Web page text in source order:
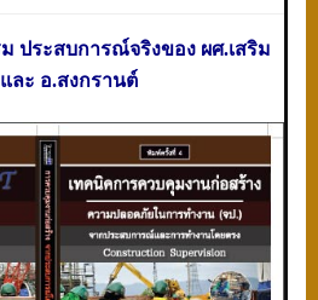
ประสบการณ์จริงของ ผศ.เสริม
และ อ.สงกรานต์